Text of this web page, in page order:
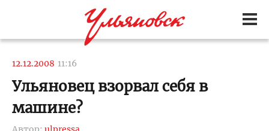
12.12.2008 11:16
Ульяновец взорвал себя в
машине?